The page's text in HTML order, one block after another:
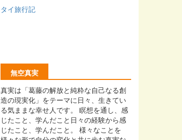
タイ旅行記
無空真実
真実は「葛藤の解放と純粋な自己なる創
造の現実化」をテーマに日々、生きてい
る気ままな幸せ人です。 瞑想を通し、感
じたこと、学んだこと日々の経験から感
じたこと、学んだこと。 様々なことを